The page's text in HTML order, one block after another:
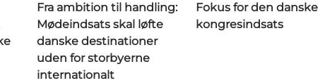
Fra ambition til handling:
Mødeindsats skal løfte
danske destinationer
uden for storbyerne
internationalt
Fokus for den danske
kongresindsats